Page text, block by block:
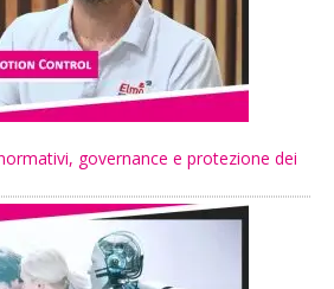
governance e protezione dei